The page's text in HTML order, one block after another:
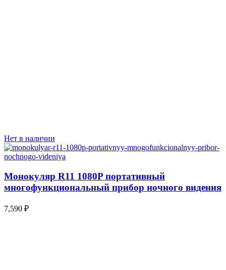
Нет в наличии
Монокуляр R11 1080P портативный
многофункциональный прибор ночного видения
7,590 ₽